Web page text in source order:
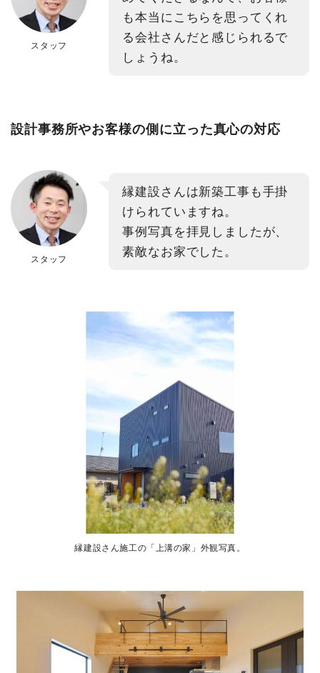
スタッフ
も本当にこちらを思ってくれ
る会社さんだと感じられるで
しょうね。
設計事務所やお客様の側に立った真心の対応
スタッフ
縁建設さんは新築工事も手掛
けられていますね。
事例写真を拝見しましたが、
素敵なお家でした。
縁建設さん施工の「上溝の家」外観写真。